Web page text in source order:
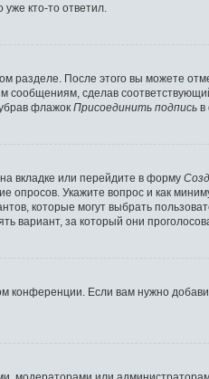
кто-то ответил.
разделе. После этого вы можете
сделав
флажок Присоединить подпись в
вкладке или перейдите в форму
Укажите вопрос и как
которые могут выбрать
вариант, за который они
конференции. Если вам нужно